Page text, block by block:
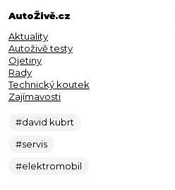
AutoŽivě.cz
Aktuality
Autoživě testy
Ojetiny
Rady
Technický koutek
Zajímavosti
#david kubrt
#servis
#elektromobil